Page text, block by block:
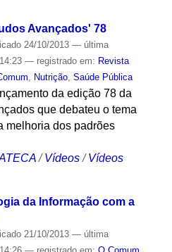
Avançados' 78
24/10/2013 — última
— registrado em: Revista
Nutrição, Saúde Pública
da edição 78 da
que debateu o tema
melhoria dos padrões
/Vídeos /Vídeos
da Informação com a
21/10/2013 — última